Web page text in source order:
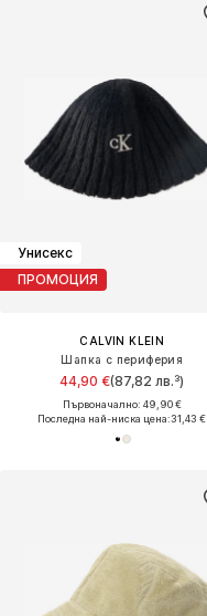
Унисекс
ПРОМОЦИЯ
CALVIN KLEIN
Шапка с периферия
44,90 €(87,82 лв.³)
Първоначално: 49,90 €
Последна най-ниска цена:31,43 €